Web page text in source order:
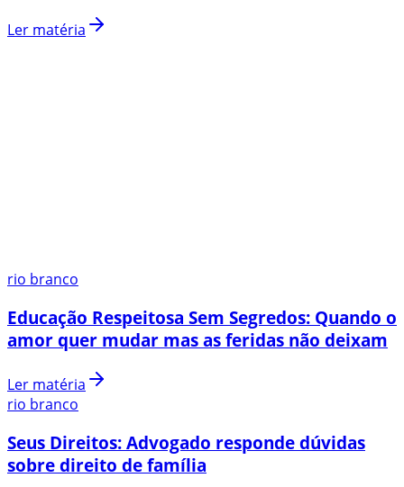
Ler matéria
rio branco
Educação Respeitosa Sem Segredos: Quando o
amor quer mudar mas as feridas não deixam
Ler matéria
rio branco
Seus Direitos: Advogado responde dúvidas
sobre direito de família